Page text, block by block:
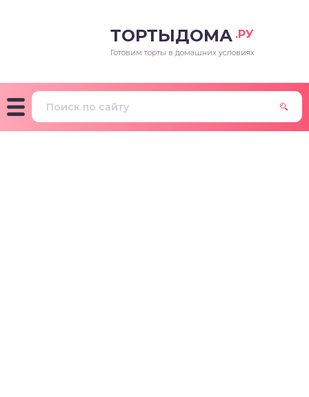
ТОРТЫДОМА .РУ
Готовим торты в домашних условиях